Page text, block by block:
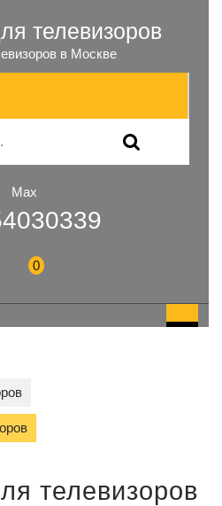
телевизоров
в Москве
Max
0
телевизоров